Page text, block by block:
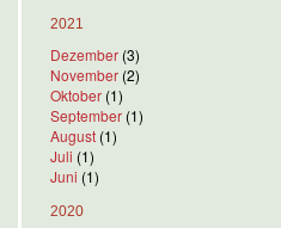
2021
Dezember (3)
November (2)
Oktober (1)
September (1)
August (1)
Juli (1)
Juni (1)
2020